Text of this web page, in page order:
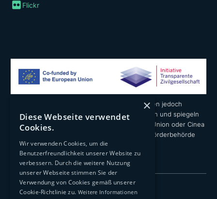
Flickr
Die geäußerten Ansichten und Meinungen liegen jedoch
ausschließlich in der Verantwortung der Autoren und spiegeln
nicht notwendigerweise die der Europäischen Union oder Cinea
wider. Weder die Europäische Union noch die Förderbehörde
können dafür verantwortlich gemacht werden.
Impressum
×
Diese Webseite verwendet
Cookies.
Wir verwenden Cookies, um die
Benutzerfreundlichkeit unserer Website zu
verbessern. Durch die weitere Nutzung
unserer Webseite stimmen Sie der
Verwendung von Cookies gemäß unserer
Cookie-Richtlinie zu. Weitere Informationen